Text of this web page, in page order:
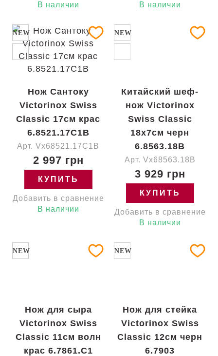
В наличии
В наличии
NEW
Нож Сантоку
Victorinox Swiss
Classic 17см крас
6.8521.17C1B
Арт. Vx68521.17C1B
2 997 грн
КУПИТЬ
Добавить в сравнение
В наличии
NEW
Китайский шеф-
нож Victorinox
Swiss Classic
18x7см черн
6.8563.18B
Арт. Vx68563.18B
3 929 грн
КУПИТЬ
Добавить в сравнение
В наличии
NEW
Нож для сыра
Victorinox Swiss
Classic 11см волн
крас 6.7861.C1
NEW
Нож для стейка
Victorinox Swiss
Classic 12см черн
6.7903